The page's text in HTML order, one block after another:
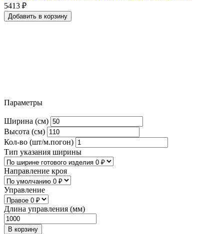
5413 ₽
Добавить в корзину
Параметры
Ширина (см)
Высота (см)
Кол-во (шт/м.погон)
Тип указания ширины
Направление кроя
Управление
Длина управления (мм)
В корзину